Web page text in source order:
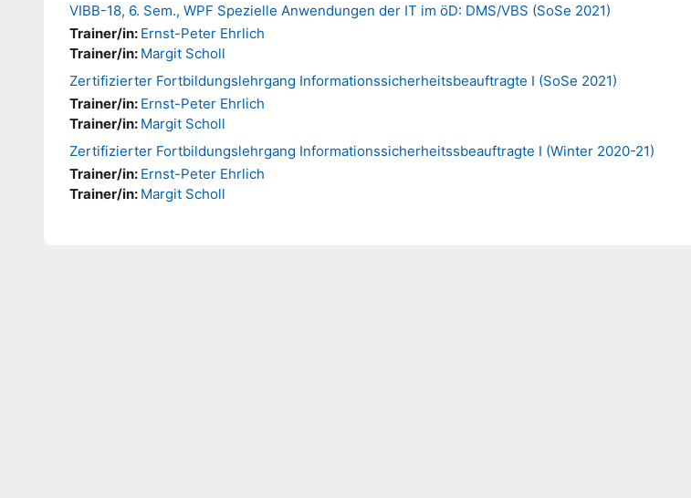
VIBB-18, 6. Sem., WPF Spezielle Anwendungen der IT im öD: DMS/VBS (SoSe 2021)
Trainer/in: Ernst-Peter Ehrlich
Trainer/in: Margit Scholl
Zertifizierter Fortbildungslehrgang Informationssicherheitsbeauftragte I (SoSe 2021)
Trainer/in: Ernst-Peter Ehrlich
Trainer/in: Margit Scholl
Zertifizierter Fortbildungslehrgang Informationssicherheitssbeauftragte I (Winter 2020-21)
Trainer/in: Ernst-Peter Ehrlich
Trainer/in: Margit Scholl